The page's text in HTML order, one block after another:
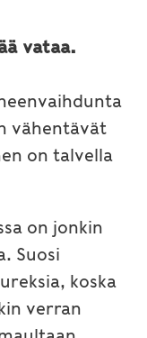
vataa.
vähentävät
on talvella
on jonkin
Suosi
koska
verran